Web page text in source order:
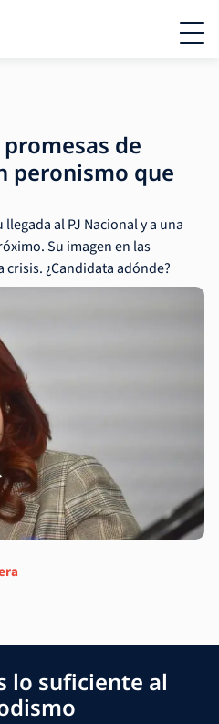
de
peronismo que
al PJ Nacional y a una
Su imagen en las
¿Candidata adónde?
lo suficiente al